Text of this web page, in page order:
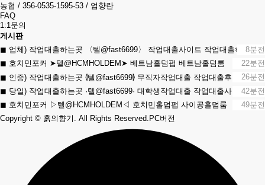
농협 / 356-0535-1595-53 / 엄향란
FAQ
1:1문의
게시판
◼︎ 업체) 작업대출하는곳 〈텔@fast6699〉 작업대출사이트 작업대출하는곳
8분전
◼︎ 호치민포커 ➤텔@HCMHOLDEM➤ 베트남홀덤펍 베트남홀덤룸
22분전
◼︎ 인증) 작업대출하는곳 ⦉텔@fast6699⦊ 무직자작업대출 작업대출후기
26분전
◼︎ 당일) 작업대출하는곳 ·텔@fast6699· 대학생작업대출 작업대출사이트42분전
◼︎ 호치민포커 ▷텔@HCMHOLDEM◁ 호치민홀덤펍 사이공홀덤룸
49분전
Copyright © 흙의향기. All Rights Reserved. PC버전